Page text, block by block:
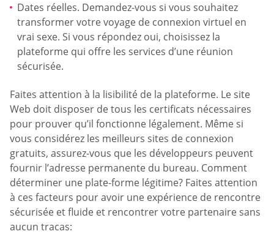
Dates réelles. Demandez-vous si vous souhaitez
transformer votre voyage de connexion virtuel en
vrai sexe. Si vous répondez oui, choisissez la
plateforme qui offre les services d’une réunion
sécurisée.
Faites attention à la lisibilité de la plateforme. Le site
Web doit disposer de tous les certificats nécessaires
pour prouver qu’il fonctionne légalement. Même si
vous considérez les meilleurs sites de connexion
gratuits, assurez-vous que les développeurs peuvent
fournir l’adresse permanente du bureau. Comment
déterminer une plate-forme légitime? Faites attention
à ces facteurs pour avoir une expérience de rencontre
sécurisée et fluide et rencontrer votre partenaire sans
aucun tracas: